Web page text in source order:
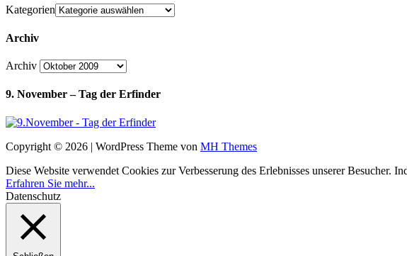
Kategorien
Archiv
Archiv
9. November – Tag der Erfinder
Copyright © 2026 | WordPress Theme von MH Themes
Diese Website verwendet Cookies zur Verbesserung des Erlebnisses unserer Besucher.
Erfahren Sie mehr...
Datenschutz